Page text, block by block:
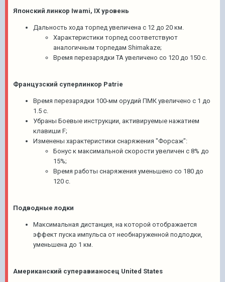
Японский линкор Iwami, IX уровень
Дальность хода торпед увеличена с 12 до 20 км.
Характеристики торпед соответствуют
аналогичным торпедам Shimakaze;
Время перезарядки ТА увеличено со 120 до 150 с.
Французский суперлинкор Patrie
Время перезарядки 100-мм орудий ПМК увеличено с 1 до
1.5 с.
Убраны Боевые инструкции, активируемые нажатием
клавиши F;
Изменены характеристики снаряжения "Форсаж":
Бонус к максимальной скорости увеличен с 8% до
15%;
Время работы снаряжения уменьшено со 180 до
120 с.
Подводные лодки
Максимальная дистанция, на которой отображается
эффект пуска импульса от необнаруженной подлодки,
уменьшена до 1 км.
Американский суперавианосец United States